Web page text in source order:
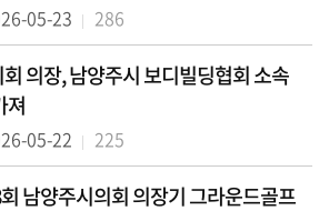
05-23 286
의장, 남양주시 보디빌딩협회 소속
져
05-22 225
남양주시의회 의장기 그라운드골프